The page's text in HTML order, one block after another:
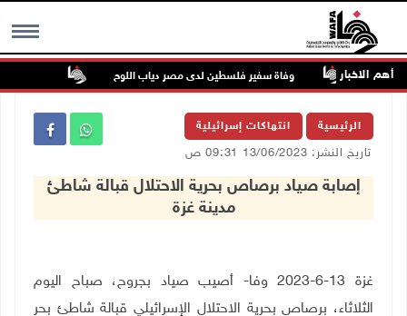
MENU أهم الاخبار وفاة سفير فلسطين لدى مصر دياب اللوح
الرئيسية انتهاكات إسرائيلية
تاريخ النشر: 13/06/2023 09:31 ص
إصابة صياد برصاص بحرية الاحتلال قبالة شاطئ
مدينة غزة
غزة 13-6-2023 وفا- أصيب صياد بجروح، صباح اليوم
الثلاثاء، برصاص بحرية الاحتلال الإسرائيلي قبالة شاطئ بحر